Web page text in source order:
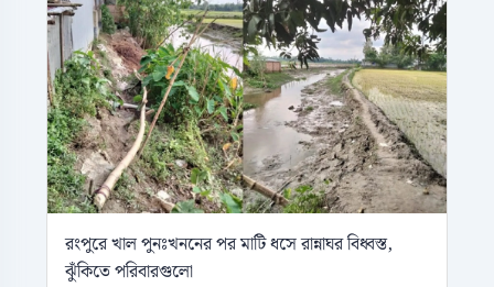
রংপুরে খাল পুনঃখননের পর মাটি ধসে রান্নাঘর বিধ্বস্ত,
ঝুঁকিতে পরিবারগুলো